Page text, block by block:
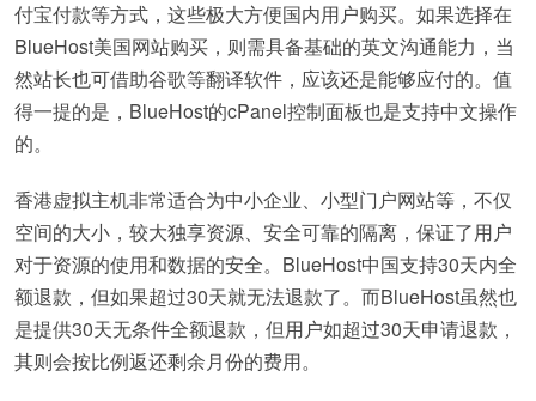
付宝付款等方式，这些极大方便国内用户购买。如果选择在
BlueHost美国网站购买，则需具备基础的英文沟通能力，当
然站长也可借助谷歌等翻译软件，应该还是能够应付的。值
得一提的是，BlueHost的cPanel控制面板也是支持中文操作
的。
香港虚拟主机非常适合为中小企业、小型门户网站等，不仅
空间的大小，较大独享资源、安全可靠的隔离，保证了用户
对于资源的使用和数据的安全。BlueHost中国支持30天内全
额退款，但如果超过30天就无法退款了。而BlueHost虽然也
是提供30天无条件全额退款，但用户如超过30天申请退款，
其则会按比例返还剩余月份的费用。